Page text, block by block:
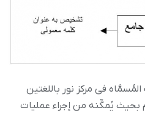
فی مرکز نور باللغتین
بحیث یُمکِّنه من إجراء عملیات